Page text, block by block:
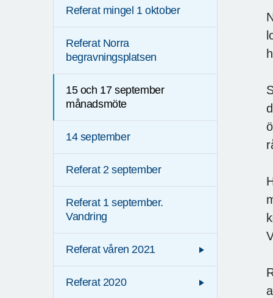
Referat mingel 1 oktober
Referat Norra
begravningsplatsen
15 och 17 september
månadsmöte
14 september
Referat 2 september
Referat 1 september.
Vandring
Referat våren 2021
Referat 2020